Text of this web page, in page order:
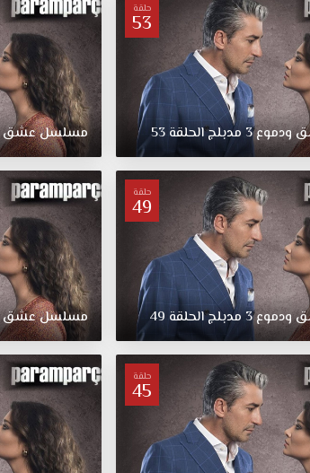
حلقة
53
ودموع3 مدبلجالحلقة53 مسلسلعشق
حلقة
49
ودموع3 مدبلجالحلقة 49 مسلسلعشق
حلقة
45